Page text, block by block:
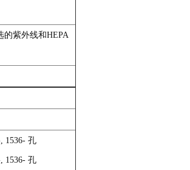
紫外线和HEPA
1536- 孔
1536- 孔